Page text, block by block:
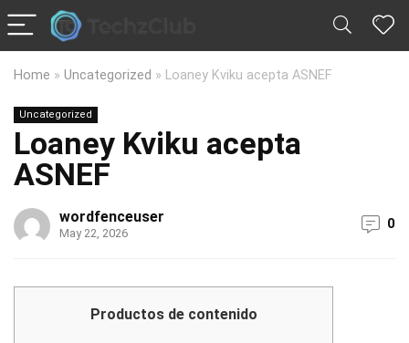
Home » Uncategorized » Loaney Kviku acepta ASNEF
Uncategorized
Loaney Kviku acepta
ASNEF
wordfenceuser
May 22, 2026
0
Productos de contenido